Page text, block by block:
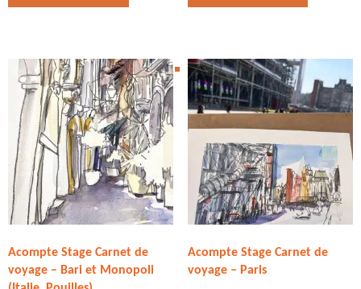
Acompte Stage Carnet de
voyage – Bari et Monopoli
Acompte Stage Carnet de
voyage – Paris